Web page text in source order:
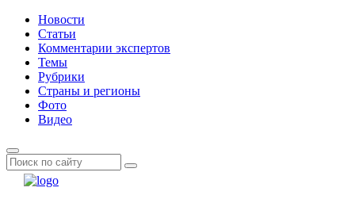
Новости
Статьи
Комментарии экспертов
Темы
Рубрики
Страны и регионы
Фото
Видео